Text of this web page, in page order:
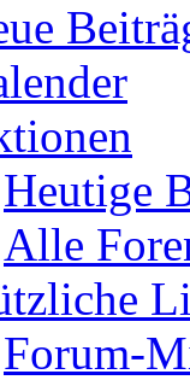
Heutige
Alle
Forum-